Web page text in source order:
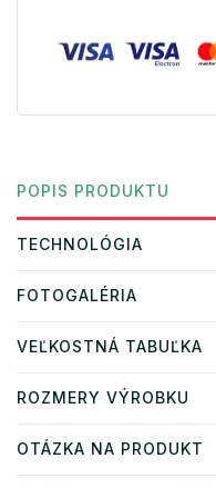
POPIS PRODUKTU
TECHNOLÓGIA
FOTOGALÉRIA
VEĽKOSTNÁ TABUĽKA
ROZMERY VÝROBKU
OTÁZKA NA PRODUKT